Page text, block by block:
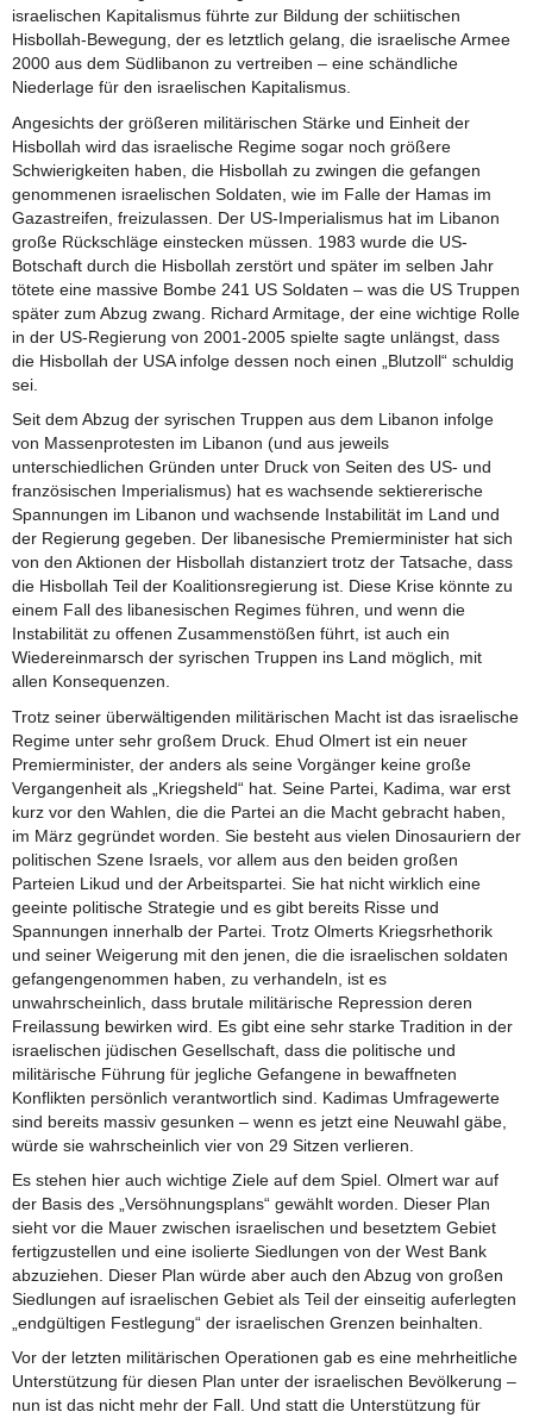
israelischen Kapitalismus führte zur Bildung der schiitischen
Hisbollah-Bewegung, der es letztlich gelang, die israelische Armee
2000 aus dem Südlibanon zu vertreiben – eine schändliche
Niederlage für den israelischen Kapitalismus.
Angesichts der größeren militärischen Stärke und Einheit der
Hisbollah wird das israelische Regime sogar noch größere
Schwierigkeiten haben, die Hisbollah zu zwingen die gefangen
genommenen israelischen Soldaten, wie im Falle der Hamas im
Gazastreifen, freizulassen. Der US-Imperialismus hat im Libanon
große Rückschläge einstecken müssen. 1983 wurde die US-
Botschaft durch die Hisbollah zerstört und später im selben Jahr
tötete eine massive Bombe 241 US Soldaten – was die US Truppen
später zum Abzug zwang. Richard Armitage, der eine wichtige Rolle
in der US-Regierung von 2001-2005 spielte sagte unlängst, dass
die Hisbollah der USA infolge dessen noch einen „Blutzoll“ schuldig
sei.
Seit dem Abzug der syrischen Truppen aus dem Libanon infolge
von Massenprotesten im Libanon (und aus jeweils
unterschiedlichen Gründen unter Druck von Seiten des US- und
französischen Imperialismus) hat es wachsende sektiererische
Spannungen im Libanon und wachsende Instabilität im Land und
der Regierung gegeben. Der libanesische Premierminister hat sich
von den Aktionen der Hisbollah distanziert trotz der Tatsache, dass
die Hisbollah Teil der Koalitionsregierung ist. Diese Krise könnte zu
einem Fall des libanesischen Regimes führen, und wenn die
Instabilität zu offenen Zusammenstößen führt, ist auch ein
Wiedereinmarsch der syrischen Truppen ins Land möglich, mit
allen Konsequenzen.
Trotz seiner überwältigenden militärischen Macht ist das israelische
Regime unter sehr großem Druck. Ehud Olmert ist ein neuer
Premierminister, der anders als seine Vorgänger keine große
Vergangenheit als „Kriegsheld“ hat. Seine Partei, Kadima, war erst
kurz vor den Wahlen, die die Partei an die Macht gebracht haben,
im März gegründet worden. Sie besteht aus vielen Dinosauriern der
politischen Szene Israels, vor allem aus den beiden großen
Parteien Likud und der Arbeitspartei. Sie hat nicht wirklich eine
geeinte politische Strategie und es gibt bereits Risse und
Spannungen innerhalb der Partei. Trotz Olmerts Kriegsrhethorik
und seiner Weigerung mit den jenen, die die israelischen soldaten
gefangengenommen haben, zu verhandeln, ist es
unwahrscheinlich, dass brutale militärische Repression deren
Freilassung bewirken wird. Es gibt eine sehr starke Tradition in der
israelischen jüdischen Gesellschaft, dass die politische und
militärische Führung für jegliche Gefangene in bewaffneten
Konflikten persönlich verantwortlich sind. Kadimas Umfragewerte
sind bereits massiv gesunken – wenn es jetzt eine Neuwahl gäbe,
würde sie wahrscheinlich vier von 29 Sitzen verlieren.
Es stehen hier auch wichtige Ziele auf dem Spiel. Olmert war auf
der Basis des „Versöhnungsplans“ gewählt worden. Dieser Plan
sieht vor die Mauer zwischen israelischen und besetztem Gebiet
fertigzustellen und eine isolierte Siedlungen von der West Bank
abzuziehen. Dieser Plan würde aber auch den Abzug von großen
Siedlungen auf israelischen Gebiet als Teil der einseitig auferlegten
„endgültigen Festlegung“ der israelischen Grenzen beinhalten.
Vor der letzten militärischen Operationen gab es eine mehrheitliche
Unterstützung für diesen Plan unter der israelischen Bevölkerung –
nun ist das nicht mehr der Fall. Und statt die Unterstützung für